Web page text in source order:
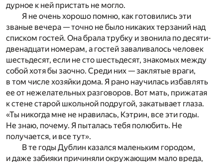
дурное к ней пристать не могло.
Я не очень хорошо помню, как готовились эти
званые вечера — точно не было никаких терзаний над
списком гостей. Она брала трубку и звонила по десяти-
двенадцати номерам, а гостей заваливалось человек
шестьдесят, если не сто шестьдесят, знакомых между
собой хотя бы заочно. Среди них — заклятые враги,
в том числе хозяйки дома. Я рано научилась избавлять
ее от нежелательных разговоров. Вот мать, прижатая
к стене старой школьной подругой, закатывает глаза.
«Ты никогда мне не нравилась, Кэтрин, все эти годы.
Не знаю, почему. Я пыталась тебя полюбить. Не
получается, и все тут».
В те годы Дублин казался маленьким городом,
и даже забияки причиняли окружающим мало вреда,